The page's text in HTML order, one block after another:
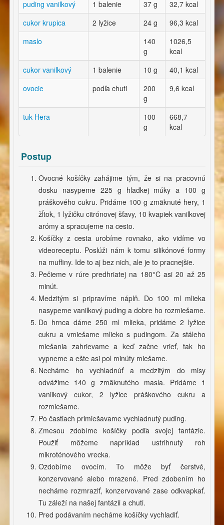
puding vanilkový 1 balenie 37 g
32,7 kcal
cukor krupica
2 lyžice 24 g
96,3 kcal
maslo
140
g
1026,5
kcal
cukor vanilkový
1 balenie 10 g
40,1 kcal
ovocie
podľa chuti
200
g
9,6 kcal
tuk Hera
100
g
668,7
kcal
Postup
Ovocné košíčky zahájime tým, že si na pracovnú
dosku nasypeme 225 g hladkej múky a 100 g
práškového cukru. Pridáme 100 g zmäknuté hery, 1
žĺtok, 1 lyžičku citrónovej šťavy, 10 kvapiek vanilkovej
arómy a spracujeme na cesto.
Košíčky z cesta urobíme rovnako, ako vidíme vo
videoreceptu. Poslúži nám k tomu silikónové formy
na muffiny. Ide to aj bez nich, ale je to pracnejšie.
Pečieme v rúre predhriatej na 180°C asi 20 až 25
minút.
Medzitým si pripravíme náplň. Do 100 ml mlieka
nasypeme vanilkový puding a dobre ho rozmiešame.
Do hrnca dáme 250 ml mlieka, pridáme 2 lyžice
cukru a vmiešame mlieko s pudingom. Za stáleho
miešania zahrievame a keď začne vrieť, tak ho
vypneme a ešte asi pol minúty miešame.
Necháme ho vychladnúť a medzitým do misy
odvážime 140 g zmäknutého masla. Pridáme 1
vanilkový cukor, 2 lyžice práškového cukru a
rozmiešame.
Po častiach primiešavame vychladnutý puding.
Zmesou zdobíme košíčky podľa svojej fantázie.
Použiť môžeme napríklad ustrihnutý roh
mikroténového vrecka.
Ozdobíme ovocím. To môže byť čerstvé,
konzervované alebo mrazené. Pred zdobením ho
necháme rozmraziť, konzervované zase odkvapkať.
Tu záleží na našej fantázii a chuti.
Pred podávaním necháme košíčky vychladiť.